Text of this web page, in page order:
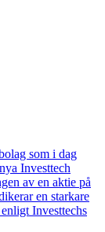
som i dag
Investtech
av en aktie på
en starkare
Investtechs